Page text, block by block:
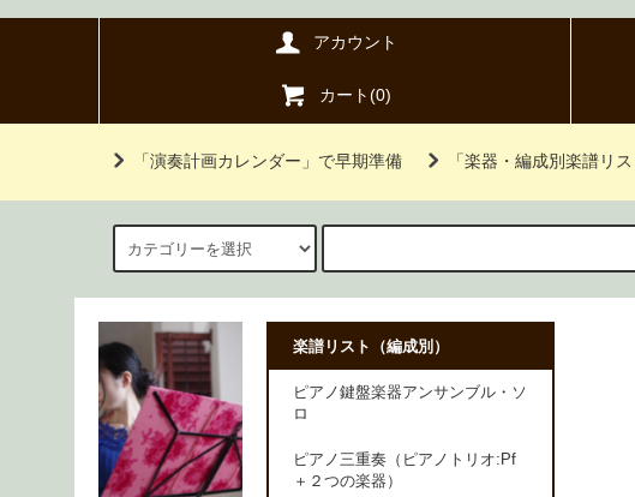
アカウント
カート(0)
「演奏計画カレンダー」で早期準備 「楽器・編成別楽譜リ
楽譜リスト（編成別）
ピアノ鍵盤楽器アンサンブル・ソ
ロ
ピアノ三重奏（ピアノトリオ:Pf
＋２つの楽器）